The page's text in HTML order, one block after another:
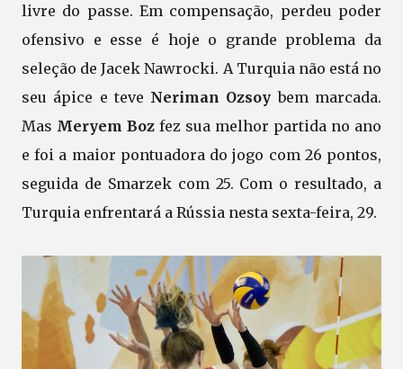
livre do passe. Em compensação, perdeu poder
ofensivo e esse é hoje o grande problema da
seleção de Jacek Nawrocki. A Turquia não está no
seu ápice e teve Neriman Ozsoy bem marcada.
Mas Meryem Boz fez sua melhor partida no ano
e foi a maior pontuadora do jogo com 26 pontos,
seguida de Smarzek com 25. Com o resultado, a
Turquia enfrentará a Rússia nesta sexta-feira, 29.